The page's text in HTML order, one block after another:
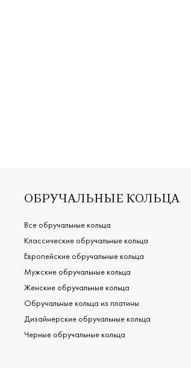
ОБРУЧАЛЬНЫЕ КОЛЬЦА
Все обручальные кольца
Классические обручальные кольца
Европейские обручальные кольца
Мужские обручальные кольца
Женские обручальные кольца
Обручальные кольца из платины
Дизайнерские обручальные кольца
Черные обручальные кольца